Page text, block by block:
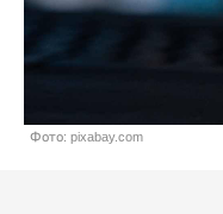
Фото: pixabay.com